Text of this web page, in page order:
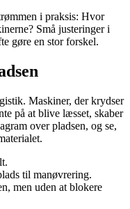
i praksis: Hvor
Små justeringer i
gøre en stor forskel.
Maskiner, der krydser
på at blive læsset, skaber
over pladsen, og se,
til manøvrering.
men uden at blokere